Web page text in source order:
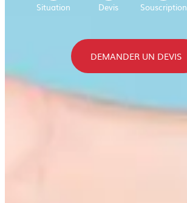
Situation Devis Souscription
DEMANDER UN DEVIS